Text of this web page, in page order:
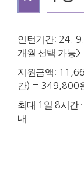
인턴기간: 24.
개월 선택 가능>
지원금액:
간) = 349,800
최대 1 일 8시간 ·
내